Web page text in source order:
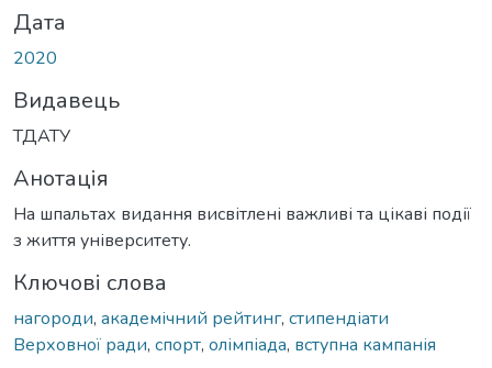
Дата
2020
Видавець
ТДАТУ
Анотація
На шпальтах видання висвітлені важливі та цікаві події
з життя університету.
Ключові слова
нагороди, академічний рейтинг, стипендіати
Верховної ради, спорт, олімпіада, вступна кампанія